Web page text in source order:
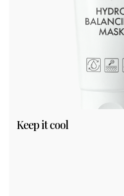
Keep it cool